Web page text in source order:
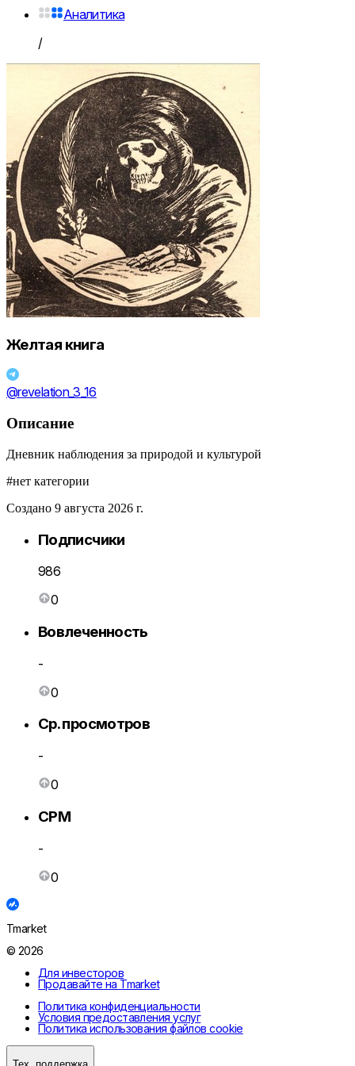
Аналитика
/
Желтая книга
@revelation_3_16
Описание
Дневник наблюдения за природой и культурой
#нет категории
Создано 9 августа 2026 г.
Подписчики
986
0
Вовлеченность
-
0
Ср. просмотров
-
0
CPM
-
0
Tmarket
© 2026
Для инвесторов
Продавайте на Tmarket
Политика конфиденциальности
Условия предоставления услуг
Политика использования файлов cookie